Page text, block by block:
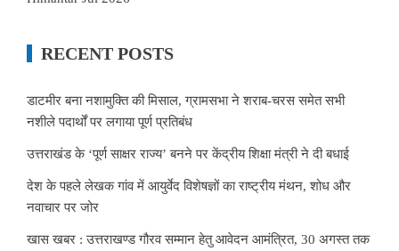
RECENT POSTS
डाटमीर बना नशामुक्ति की मिसाल, ग्रामसभा ने शराब-चरस समेत सभी
नशीले पदार्थों पर लगाया पूर्ण प्रतिबंध
उत्तराखंड के ‘पूर्ण साक्षर राज्य’ बनने पर केंद्रीय शिक्षा मंत्री ने दी बधाई
देश के पहले लेखक गांव में आयुर्वेद विशेषज्ञों का राष्ट्रीय मंथन, शोध और
नवाचार पर जोर
खास खबर : उत्तराखण्ड गौरव सम्मान हेतु आवेदन आमंत्रित, 30 अगस्त तक